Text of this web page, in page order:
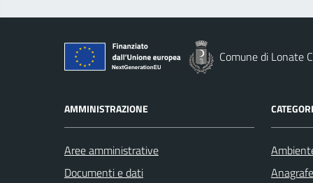
Comune di Lonate
AMMINISTRAZIONE
Aree amministrative
Documenti e dati